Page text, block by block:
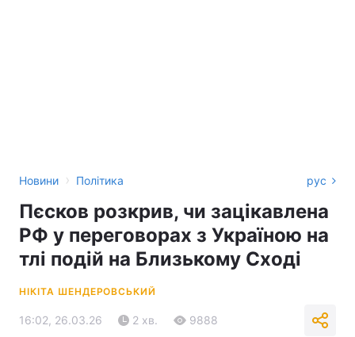
Новини › Політика рус
Пєсков розкрив, чи зацікавлена
РФ у переговорах з Україною на
тлі подій на Близькому Сході
НІКІТА ШЕНДЕРОВСЬКИЙ
16:02, 26.03.26 2 хв. 9888